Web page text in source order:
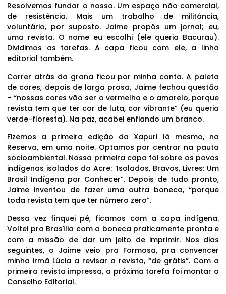
Resolvemos fundar o nosso. Um espaço não comercial,
de resistência. Mais um trabalho de militância,
voluntário, por suposto. Jaime propôs um jornal; eu,
uma revista. O nome eu escolhi (ele queria Bacurau).
Dividimos as tarefas. A capa ficou com ele, a linha
editorial também.
Correr atrás da grana ficou por minha conta. A paleta
de cores, depois de larga prosa, Jaime fechou questão
– “nossas cores vão ser o vermelho e o amarelo, porque
revista tem que ter cor de luta, cor vibrante” (eu queria
verde-floresta). Na paz, acabei enfiando um branco.
Fizemos a primeira edição da Xapuri lá mesmo, na
Reserva, em uma noite. Optamos por centrar na pauta
socioambiental. Nossa primeira capa foi sobre os povos
indígenas isolados do Acre: ‘Isolados, Bravos, Livres: Um
Brasil Indígena por Conhecer”. Depois de tudo pronto,
Jaime inventou de fazer uma outra boneca, “porque
toda revista tem que ter número zero”.
Dessa vez finquei pé, ficamos com a capa indígena.
Voltei pra Brasília com a boneca praticamente pronta e
com a missão de dar um jeito de imprimir. Nos dias
seguintes, o Jaime veio pra Formosa, pra convencer
minha irmã Lúcia a revisar a revista, “de grátis”. Com a
primeira revista impressa, a próxima tarefa foi montar o
Conselho Editorial.